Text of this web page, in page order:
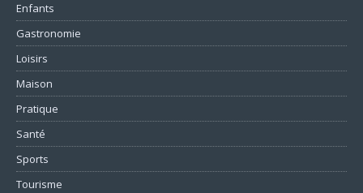
Enfants
Gastronomie
Loisirs
Maison
Pratique
Santé
Sports
Tourisme